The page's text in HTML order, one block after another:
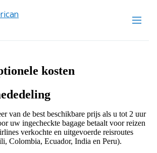
kosten
van de best beschikbare prijs als u tot 2 uur
uw ingecheckte bagage betaalt voor reizen
verkochte en uitgevoerde reisroutes
Colombia, Ecuador, India en Peru).